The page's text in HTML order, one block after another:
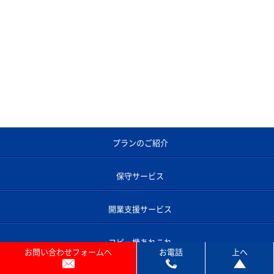
プランのご紹介
保守サービス
開業支援サービス
コピー機あれこれ
お問い合わせフォームへ お電話 上へ